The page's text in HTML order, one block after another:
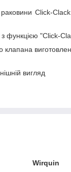
Click-
функцією "Click-
вигляд
Wirquin